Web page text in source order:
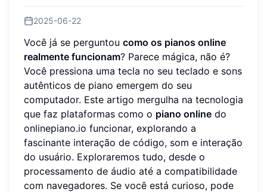
2025-06-22
Você já se perguntou como os pianos online
realmente funcionam? Parece mágica, não é?
Você pressiona uma tecla no seu teclado e sons
autênticos de piano emergem do seu
computador. Este artigo mergulha na tecnologia
que faz plataformas como o piano online do
onlinepiano.io funcionar, explorando a
fascinante interação de código, som e interação
do usuário. Exploraremos tudo, desde o
processamento de áudio até a compatibilidade
com navegadores. Se você está curioso, pode